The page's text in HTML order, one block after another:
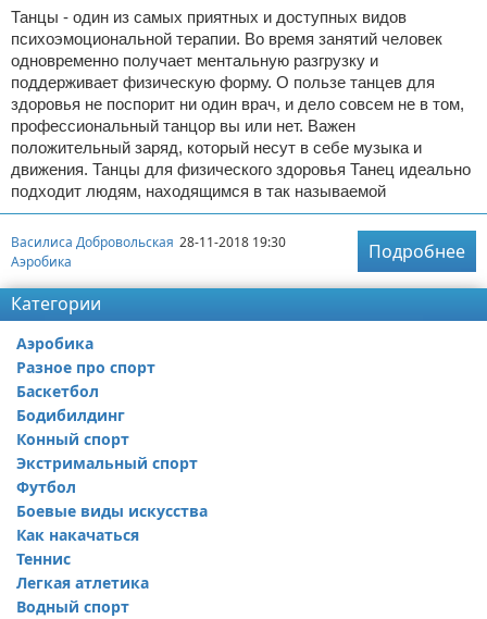
Танцы - один из самых приятных и доступных видов
психоэмоциональной терапии. Во время занятий человек
одновременно получает ментальную разгрузку и
поддерживает физическую форму. О пользе танцев для
здоровья не поспорит ни один врач, и дело совсем не в том,
профессиональный танцор вы или нет. Важен
положительный заряд, который несут в себе музыка и
движения. Танцы для физического здоровья Танец идеально
подходит людям, находящимся в так называемой
Василиса Добровольская 28-11-2018 19:30
Аэробика
Подробнее
Категории
Аэробика
Разное про спорт
Баскетбол
Бодибилдинг
Конный спорт
Экстримальный спорт
Футбол
Боевые виды искусства
Как накачаться
Теннис
Легкая атлетика
Водный спорт